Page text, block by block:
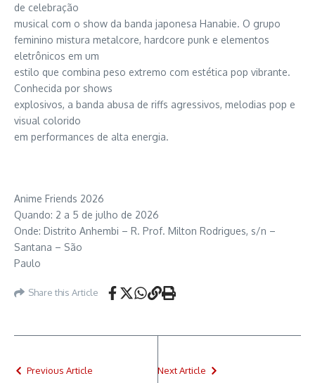
de celebração
musical com o show da banda japonesa Hanabie. O grupo
feminino mistura metalcore, hardcore punk e elementos
eletrônicos em um
estilo que combina peso extremo com estética pop vibrante.
Conhecida por shows
explosivos, a banda abusa de riffs agressivos, melodias pop e
visual colorido
em performances de alta energia.
Anime Friends 2026
Quando: 2 a 5 de julho de 2026
Onde: Distrito Anhembi – R. Prof. Milton Rodrigues, s/n –
Santana – São
Paulo
Share this Article
Previous Article Next Article